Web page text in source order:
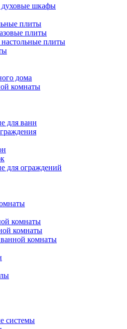
духовые шкафы
плиты
плиты
плиты
дома
комнаты
для ванн
для ограждений
комнаты
комнаты
комнаты
системы